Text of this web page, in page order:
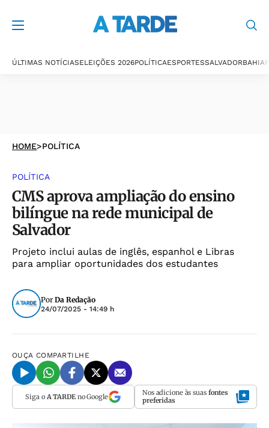
ÚLTIMAS NOTÍCIASELEIÇÕES 2026POLÍTICAESPORTESSALVADORBAHIA
HOME>POLÍTICA
POLÍTICA
CMS aprova ampliação do ensino
bilíngue na rede municipal de
Salvador
Projeto inclui aulas de inglês, espanhol e Libras
para ampliar oportunidades dos estudantes
Por Da Redação
24/07/2025 - 14:49 h
OUÇA COMPARTILHE
Siga o A TARDEno Google Nos adicione às suas fontes
preferidas